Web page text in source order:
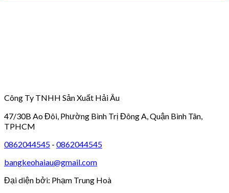
Công Ty TNHH Sản Xuất Hải Âu
47/30B Ao Đôi, Phường Bình Trị Đông A, Quận Bình Tân,
TPHCM
0862044545 - 0862044545
bangkeohaiau@gmail.com
Đại diện bởi: Phạm Trung Hoà